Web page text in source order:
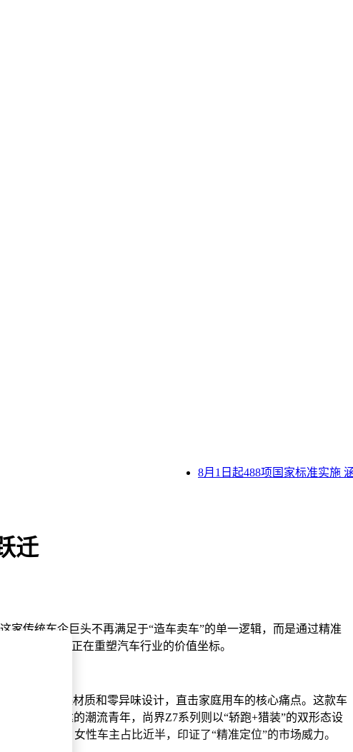
8月1日起488项国家标准实施 涵
迁
家传统车企巨头不再满足于“造车卖车”的单一逻辑，而是通过精准
的转型路径正在重塑汽车行业的价值坐标。
认证的环保材质和零异味设计，直击家庭用车的核心痛点。这款车
求个性表达的潮流青年，尚界Z7系列则以“轿跑+猎装”的双形态设
不足30岁，女性车主占比近半，印证了“精准定位”的市场威力。